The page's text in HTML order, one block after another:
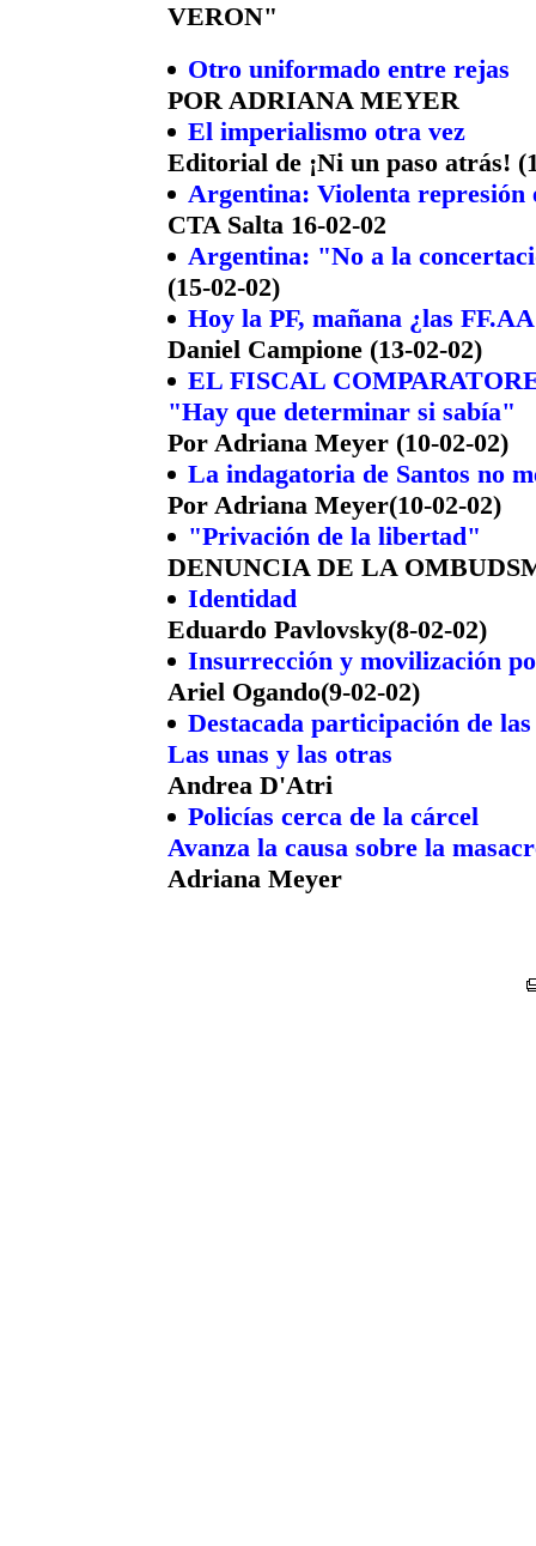
VERON"
Otro uniformado entre rejas
POR ADRIANA MEYER
El imperialismo otra vez
Editorial de ¡Ni un paso atrás!
Argentina: Violenta represión
CTA Salta 16-02-02
Argentina: "No a la
(15-02-02)
Hoy la PF, mañana ¿las
Daniel Campione (13-02-02)
EL FISCAL
"Hay que determinar si sabía"
Por Adriana Meyer (10-02-02)
La indagatoria de Santos no
Por Adriana Meyer(10-02-02)
"Privación de la libertad"
DENUNCIA DE LA
Identidad
Eduardo Pavlovsky(8-02-02)
Insurrección y movilización
Ariel Ogando(9-02-02)
Destacada participación de
Las unas y las otras
Andrea D'Atri
Policías cerca de la cárcel
Avanza la causa sobre la
Adriana Meyer